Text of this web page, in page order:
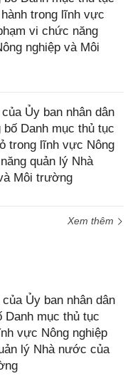
trong lĩnh vực
vi chức năng
nghiệp và Môi
Ủy ban nhân dân
Danh mục thủ tục
trong lĩnh vực Nông
quản lý Nhà
Môi trường
Xem thêm
Ủy ban nhân dân
Danh mục thủ tục
vực Nông nghiệp
lý Nhà nước của